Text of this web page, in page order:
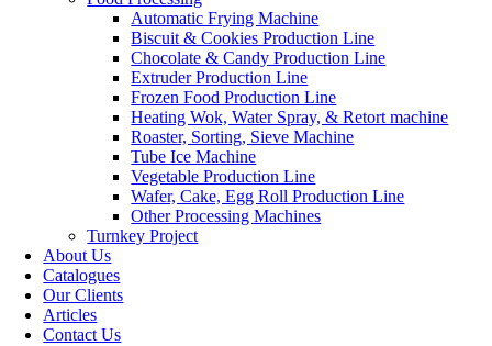
Automatic Frying Machine
Biscuit & Cookies Production Line
Chocolate & Candy Production Line
Extruder Production Line
Frozen Food Production Line
Heating Wok, Water Spray, & Retort machine
Roaster, Sorting, Sieve Machine
Tube Ice Machine
Vegetable Production Line
Wafer, Cake, Egg Roll Production Line
Other Processing Machines
Turnkey Project
About Us
Catalogues
Our Clients
Articles
Contact Us